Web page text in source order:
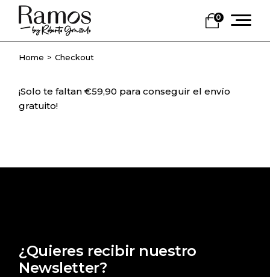
Skip
content
0
Home Checkout
¡Solo te faltan€59,90 para conseguir el envío
gratuito!
¿Quieres recibir nuestro
Newsletter?